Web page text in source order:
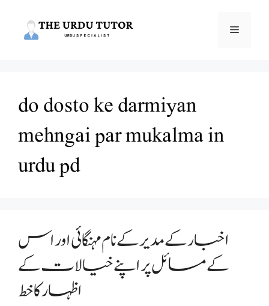
Menu
do dosto ke darmiyan
mehngai par mukalma in
urdu pd
اخبار کے مدیر کے نام مہنگائی اور اس
کے مسائل پر اپنے خیالات کے
اظہار کا خط